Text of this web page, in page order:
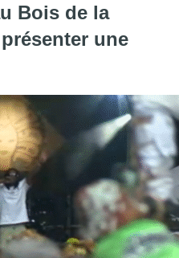
Bois de la
une